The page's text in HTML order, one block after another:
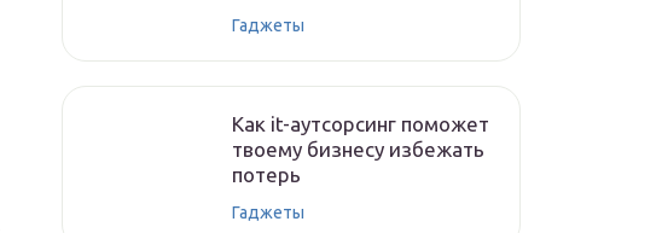
Гаджеты
Как it-аутсорсинг поможет
твоему бизнесу избежать
потерь
Гаджеты